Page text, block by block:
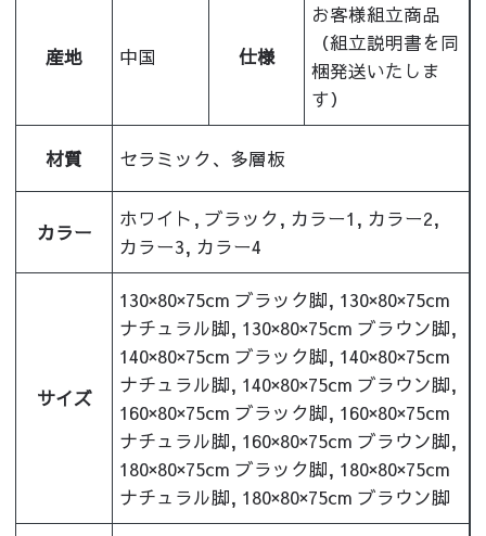
産地 中国 仕様
お客様組立商品
（組立説明書を同
梱発送いたしま
す）
材質 セラミック、多層板
カラー
ホワイト, ブラック, カラー1, カラー2,
カラー3, カラー4
サイズ
130×80×75cm ブラック脚, 130×80×75cm
ナチュラル脚, 130×80×75cm ブラウン脚,
140×80×75cm ブラック脚, 140×80×75cm
ナチュラル脚, 140×80×75cm ブラウン脚,
160×80×75cm ブラック脚, 160×80×75cm
ナチュラル脚, 160×80×75cm ブラウン脚,
180×80×75cm ブラック脚, 180×80×75cm
ナチュラル脚, 180×80×75cm ブラウン脚